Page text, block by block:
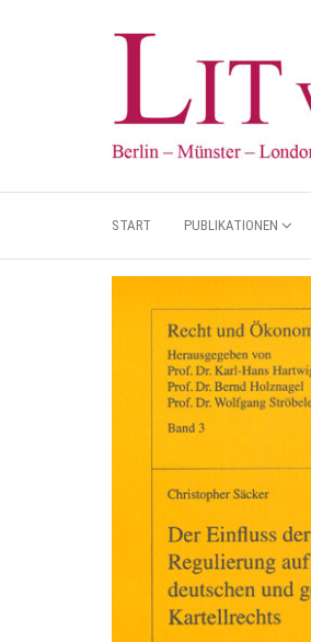
START PUBLIKATIONEN